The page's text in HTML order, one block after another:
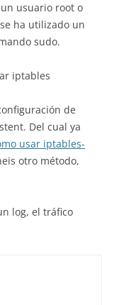
usuario root o
ha utilizado un
sudo.
iptables
de
Del cual ya
usar iptables-
otro método,
log, el tráfico